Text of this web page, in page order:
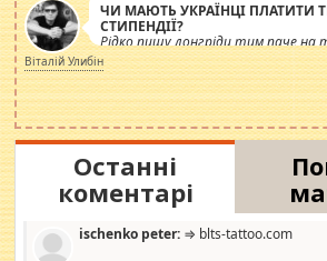
ЧИ МАЮТЬ УКРАЇНЦІ ПЛАТИТИ
СТИПЕНДІЇ?
Рідко пишу лонгріди тим паче на
просто дістало! Обурюють
навколо стипендіального
роздувається ще одна соціальна
Віталій Улибін
Останні
коментарі
ischenko peter: ⇒ blts-tattoo.com